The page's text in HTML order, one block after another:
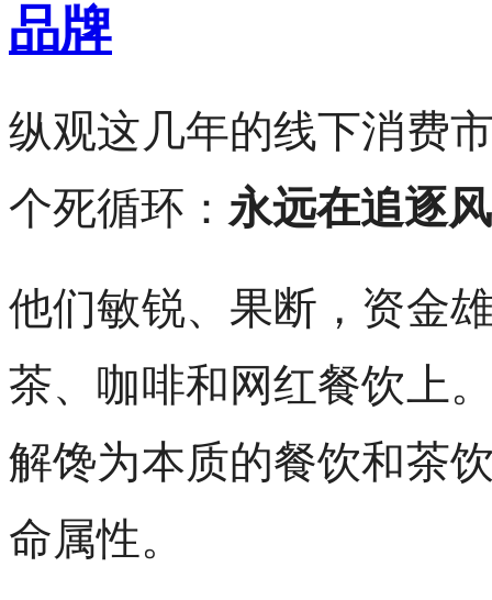
品牌
纵观这几年的线下消费
个死循环： 永远在追逐
他们敏锐、果断，资金
茶、咖啡和网红餐饮上
解馋为本质的餐饮和茶
命属性。